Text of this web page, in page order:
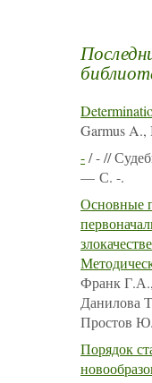
Garmus
-/ - //
— С. -.
Основные
Франк
Данилова
Простов
Порядок